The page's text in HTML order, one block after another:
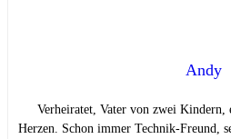
Andy
Verheiratet, Vater von zwei Kindern,
Herzen. Schon immer Technik-Freund,